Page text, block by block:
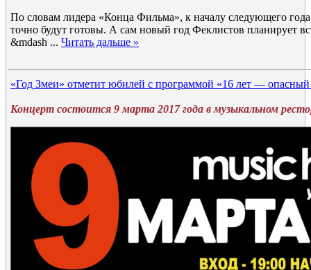
По словам лидера «Конца Фильма», к началу следующего
точно будут готовы. А сам новый год Феклистов планирует
&mdash ... Читать дальше »
«Год Змеи» отметит юбилей с программой «16 лет — опасный
Концерт состоится 9 марта 2017 года в музыкальном